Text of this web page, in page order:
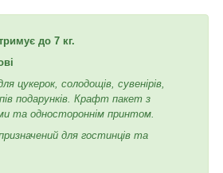
до 7 кг.
цукерок, солодощів, сувенірів,
подарунків. Крафт пакет з
та одностороннім принтом.
для гостинців та